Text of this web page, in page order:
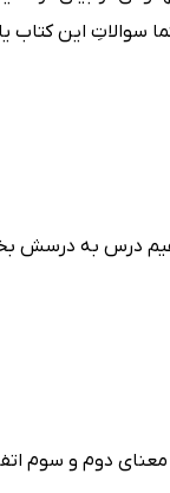
این کتاب یا
دوم و سوم